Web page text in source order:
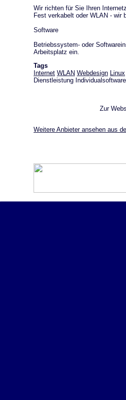
Wir richten für Sie Ihren
Fest verkabelt oder WLAN - wir
Software
Betriebssystem- oder
Arbeitsplatz ein.
Tags
Internet WLAN Webdesign Linux
Dienstleistung
Zur
Weitere Anbieter ansehen aus